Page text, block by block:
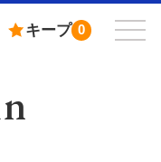
キープ 0